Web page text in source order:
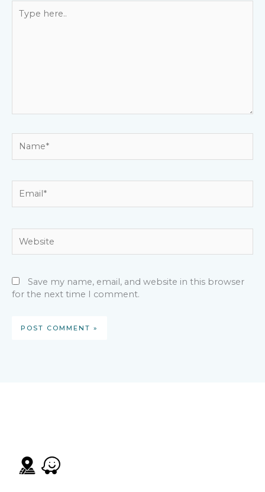
here..
Save my name, email, and website in this browser
for the next time I comment.